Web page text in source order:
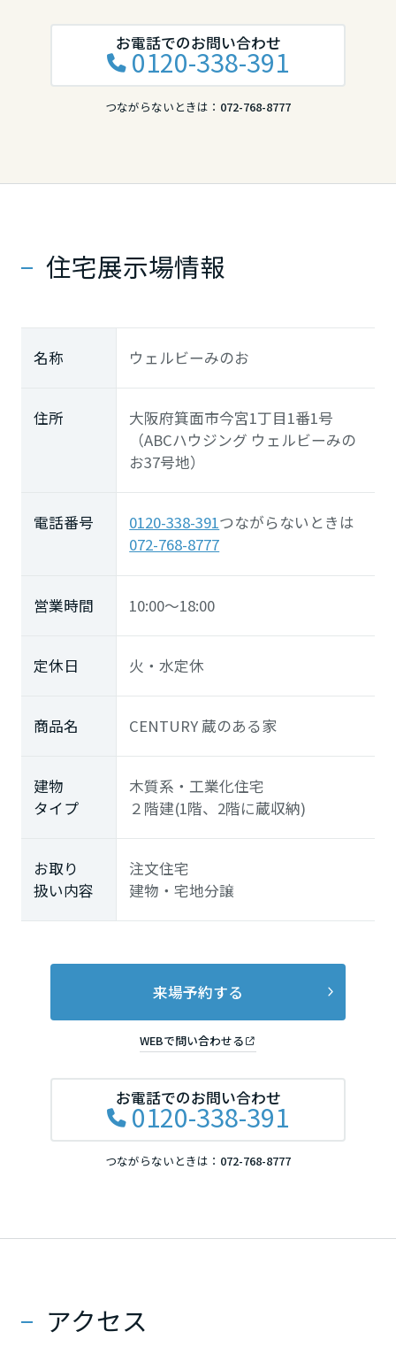
お電話でのお問い合わせ
0120-338-391
つながらないときは： 072-768-8777
住宅展示場情報
名称 ウェルビーみのお
住所
大阪府箕面市今宮1丁目1番1号
（ABCハウジング ウェルビーみの
お37号地）
電話番号 0120-338-391つながらないときは
072-768-8777
営業時間 10:00～18:00
定休日 火・水定休
商品名 CENTURY 蔵のある家
建物
タイプ
木質系・工業化住宅
２階建(1階、2階に蔵収納)
お取り
扱い内容
注文住宅
建物・宅地分譲
来場予約する
WEBで問い合わせる
お電話でのお問い合わせ
0120-338-391
つながらないときは： 072-768-8777
アクセス